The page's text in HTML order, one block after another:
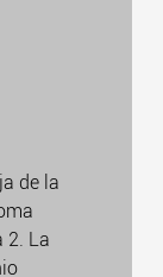
de la
2. La